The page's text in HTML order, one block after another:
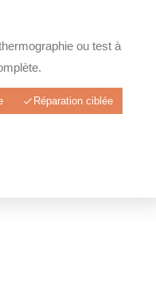
ou test à
Réparation ciblée